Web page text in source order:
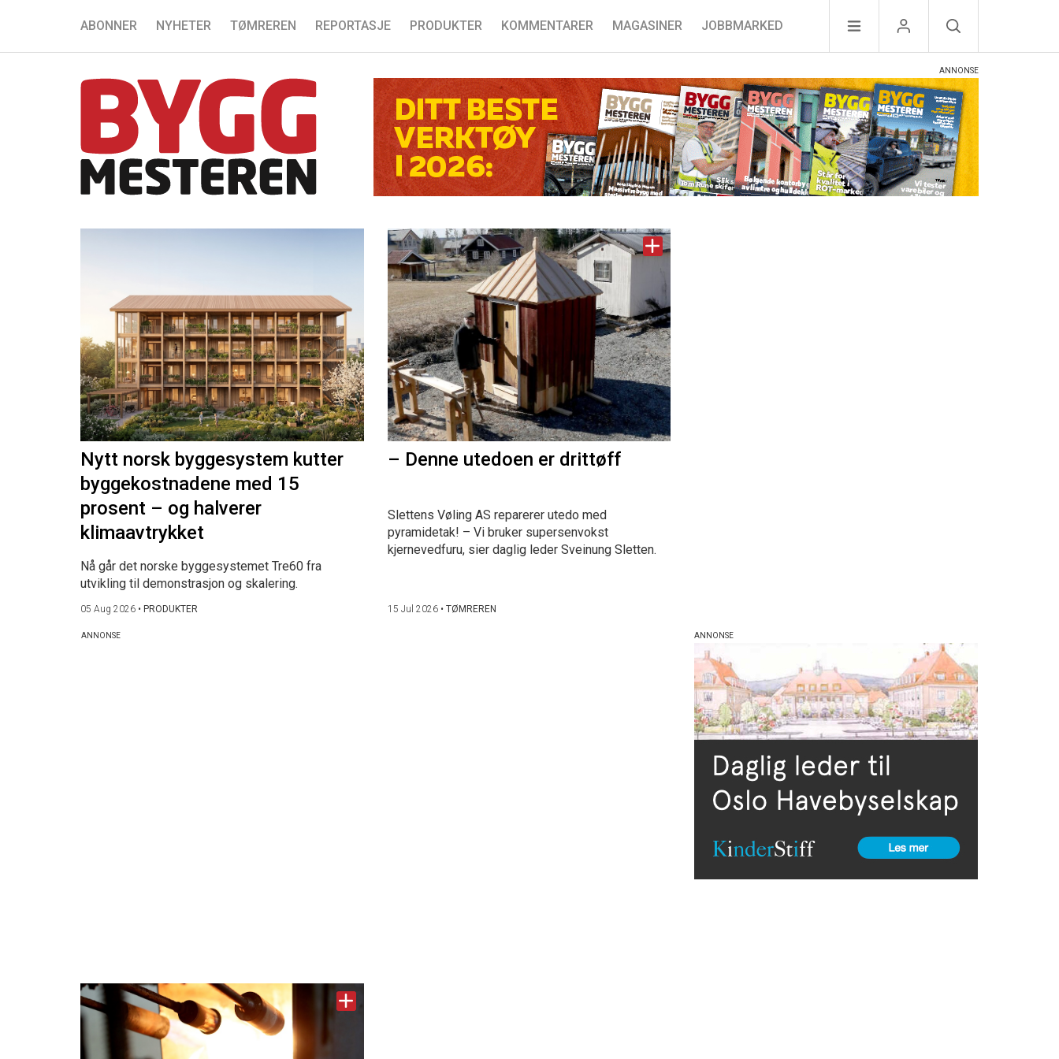
ABONNER NYHETER TØMREREN REPORTASJE PRODUKTER KOMMENTARER MAGASINER JOBBMARKED
Nytt norsk byggesystem kutter
byggekostnadene med 15
prosent – og halverer
klimaavtrykket
Nå går det norske byggesystemet Tre60 fra
utvikling til demonstrasjon og skalering.
05 Aug 2026 • PRODUKTER
– Denne utedoen er drittøff
Slettens Vøling AS reparerer utedo med
pyramidetak! – Vi bruker supersenvokst
kjernevedfuru, sier daglig leder Sveinung Sletten.
15 Jul 2026• TØMREREN